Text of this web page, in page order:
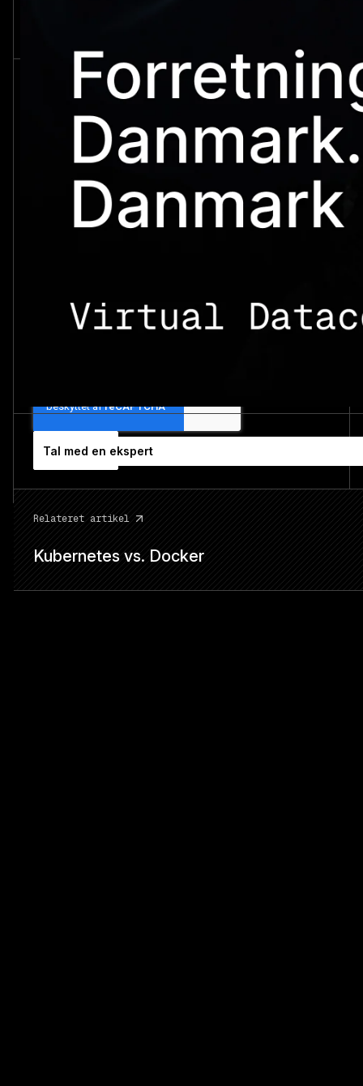
Tal med en ekspert
Relateret artikel
Kubernetes vs. Docker
Du kan se frem til vores (til tider)
firkantede holdninger tilcloud computing
Tilmeld